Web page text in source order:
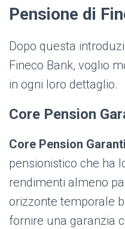
Pensione di
Dopo questa
Fineco Bank, voglio
in ogni loro dettaglio.
Core Pension
Core Pension
pensionistico che ha
rendimenti almeno
orizzonte temporale
fornire una garanzia